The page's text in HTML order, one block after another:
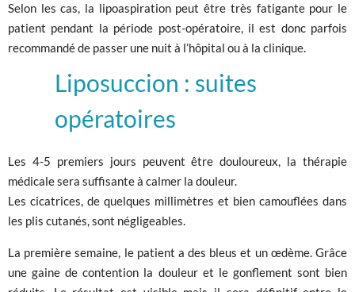
Selon les cas, la lipoaspiration peut être très fatigante pour le
patient pendant la période post-opératoire, il est donc parfois
recommandé de passer une nuit à l’hôpital ou à la clinique.
Liposuccion : suites
opératoires
Les 4-5 premiers jours peuvent être douloureux, la thérapie
médicale sera suffisante à calmer la douleur.
Les cicatrices, de quelques millimètres et bien camouflées dans
les plis cutanés, sont négligeables.
La première semaine, le patient a des bleus et un œdème. Grâce
une gaine de contention la douleur et le gonflement sont bien